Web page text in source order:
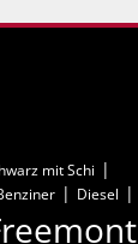
mit Schi
Diesel